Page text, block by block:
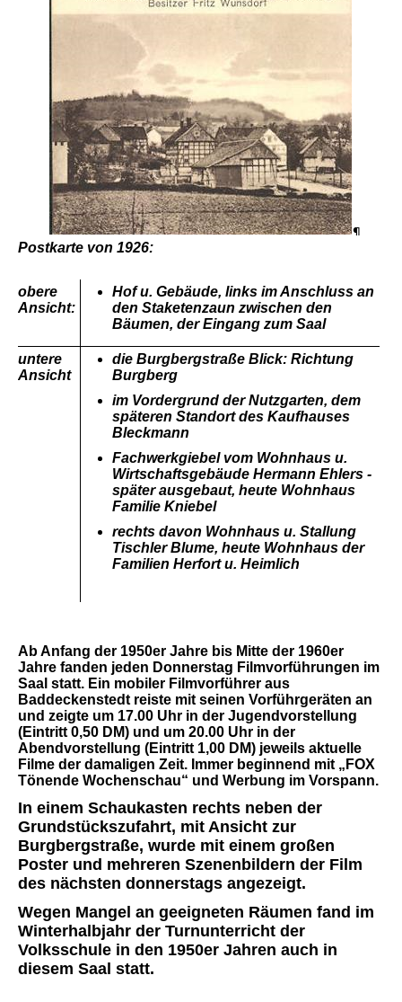
Postkarte von 1926:
obere
Ansicht:
Hof u. Gebäude, links im Anschluss an
den Staketenzaun zwischen den
Bäumen, der Eingang zum Saal
untere
Ansicht
die Burgbergstraße Blick: Richtung
Burgberg
im Vordergrund der Nutzgarten, dem
späteren Standort des Kaufhauses
Bleckmann
Fachwerkgiebel vom Wohnhaus u.
Wirtschaftsgebäude Hermann Ehlers -
später ausgebaut, heute Wohnhaus
Familie Kniebel
rechts davon Wohnhaus u. Stallung
Tischler Blume, heute Wohnhaus der
Familien Herfort u. Heimlich
Ab Anfang der 1950er Jahre bis Mitte der 1960er
Jahre fanden jeden Donnerstag Filmvorführungen im
Saal statt. Ein mobiler Filmvorführer aus
Baddeckenstedt reiste mit seinen Vorführgeräten an
und zeigte um 17.00 Uhr in der Jugendvorstellung
(Eintritt 0,50 DM) und um 20.00 Uhr in der
Abendvorstellung (Eintritt 1,00 DM) jeweils aktuelle
Filme der damaligen Zeit. Immer beginnend mit „FOX
Tönende Wochenschau“ und Werbung im Vorspann.
In einem Schaukasten rechts neben der
Grundstückszufahrt, mit Ansicht zur
Burgbergstraße, wurde mit einem großen
Poster und mehreren Szenenbildern der Film
des nächsten donnerstags angezeigt.
Wegen Mangel an geeigneten Räumen fand im
Winterhalbjahr der Turnunterricht der
Volksschule in den 1950er Jahren auch in
diesem Saal statt.